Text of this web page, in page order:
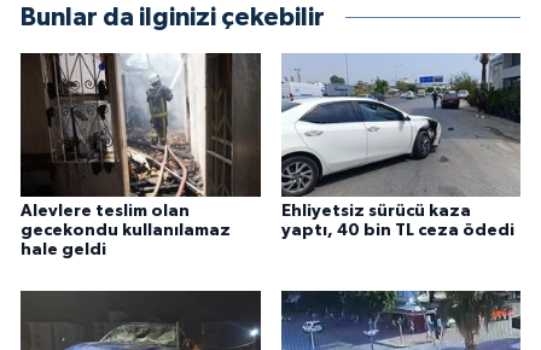
Bunlar da ilginizi çekebilir
Alevlere teslim olan
gecekondu kullanılamaz
hale geldi
Ehliyetsiz sürücü kaza
yaptı, 40 bin TL ceza ödedi